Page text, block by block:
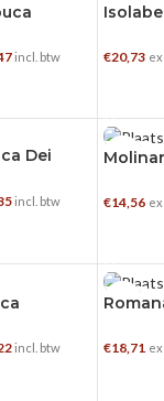
incl. btw
1 L
€20,73
Dei
incl. btw
0.7 L
€14,56
incl. btw
1 L
€18,71